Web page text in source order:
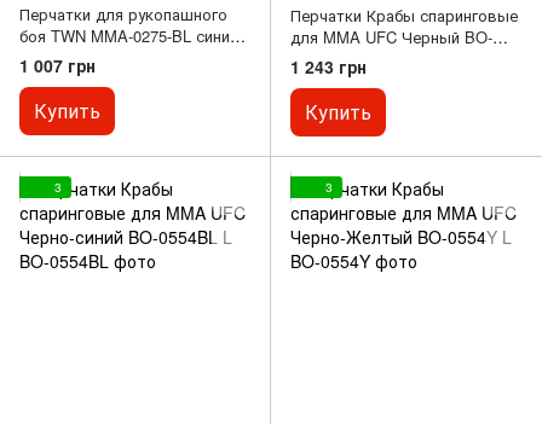
Перчатки для рукопашного
боя TWN MMA-0275-BL синий
12 ун.
1 007 грн
Купить
Перчатки Крабы спаринговые
для MMA UFC Черный BO-
0554BK L
1 243 грн
Купить
3 3